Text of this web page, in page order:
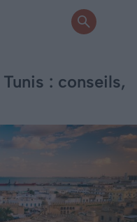
: conseils,